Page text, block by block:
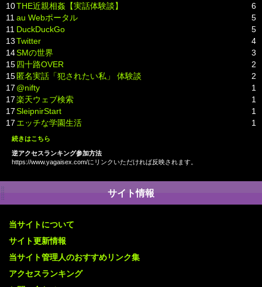
10THE近親相姦【実話体験談】
6
11au Webポータル
5
11 DuckDuckGo
5
13Twitter
4
14SMの世界
3
15四十路OVER
2
15 匿名実話「犯されたい私」 体験談
2
17 @nifty
1
17楽天ウェブ検索
1
17SleipnirStart
1
17 エッチな学園生活 1
続きはこちら
逆アクセスランキング参加方法
https://www.yagaisex.com/にリンクいただければ反映されます。
サイト情報
当サイトについて
サイト更新情報
当サイト管理人のおすすめリンク集
アクセスランキング